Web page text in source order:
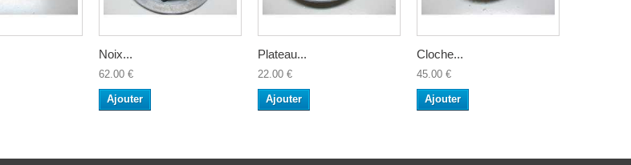
Noix...
62.00 €
Ajouter
Plateau...
22.00 €
Ajouter
Cloche...
45.00 €
Ajouter